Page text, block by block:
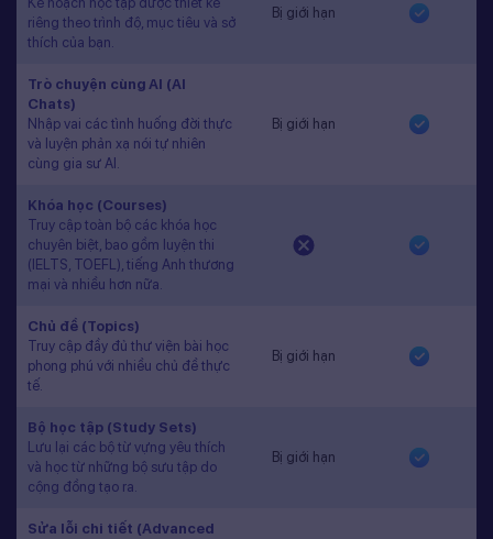
riêng theo trình độ, mục tiêu và sở
thích của bạn.
Bị giới hạn
Trò chuyện cùng AI (AI
Chats)
Nhập vai các tình huống đời thực
và luyện phản xạ nói tự nhiên
cùng gia sư AI.
Bị giới hạn
Khóa học (Courses)
Truy cập toàn bộ các khóa học
chuyên biệt, bao gồm luyện thi
(IELTS, TOEFL), tiếng Anh thương
mại và nhiều hơn nữa.
Chủ đề (Topics)
Truy cập đầy đủ thư viện bài học
phong phú với nhiều chủ đề thực
tế.
Bị giới hạn
Bộ học tập (Study Sets)
Lưu lại các bộ từ vựng yêu thích
và học từ những bộ sưu tập do
cộng đồng tạo ra.
Bị giới hạn
Sửa lỗi chi tiết (Advanced